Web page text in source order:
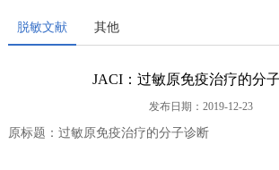
脱敏文献 其他
JACI：过敏原免疫治疗的分
发布日期：2019-12-23
原标题：过敏原免疫治疗的分子诊断
单组分过敏
联系方式